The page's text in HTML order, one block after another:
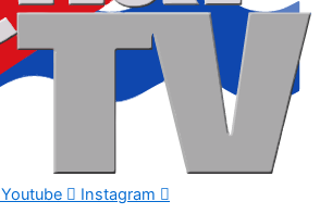
Youtube Instagram